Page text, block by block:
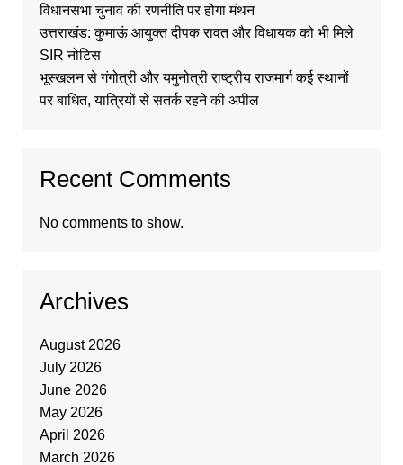
विधानसभा चुनाव की रणनीति पर होगा मंथन
उत्तराखंड: कुमाऊं आयुक्त दीपक रावत और विधायक को भी मिले
SIR नोटिस
भूस्खलन से गंगोत्री और यमुनोत्री राष्ट्रीय राजमार्ग कई स्थानों
पर बाधित, यात्रियों से सतर्क रहने की अपील
Recent Comments
No comments to show.
Archives
August 2026
July 2026
June 2026
May 2026
April 2026
March 2026